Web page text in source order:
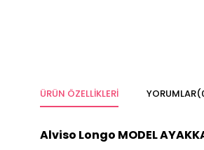
ÜRÜN ÖZELLIKLERI YORUMLAR
Alviso Longo MODEL